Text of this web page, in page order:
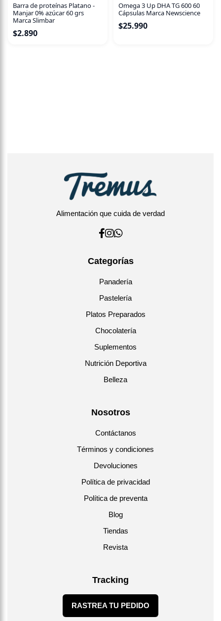
Barra de proteínas Platano -
Manjar 0% azúcar 60 grs
Marca Slimbar
$2.890
Omega 3 Up DHA TG 600 60
Cápsulas Marca Newscience
$25.990
Alimentación que cuida de verdad
Categorías
Panadería
Pastelería
Platos Preparados
Chocolatería
Suplementos
Nutrición Deportiva
Belleza
Nosotros
Contáctanos
Términos y condiciones
Devoluciones
Política de privacidad
Política de preventa
Blog
Tiendas
Revista
Tracking
RASTREA TU PEDIDO